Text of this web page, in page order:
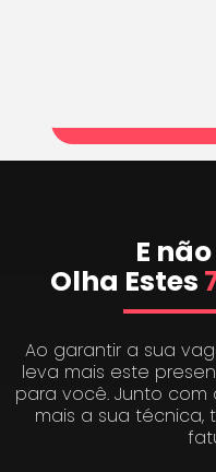
E
Olha Estes
Ao garantir a sua
leva mais este
para você. Junto com
mais a sua